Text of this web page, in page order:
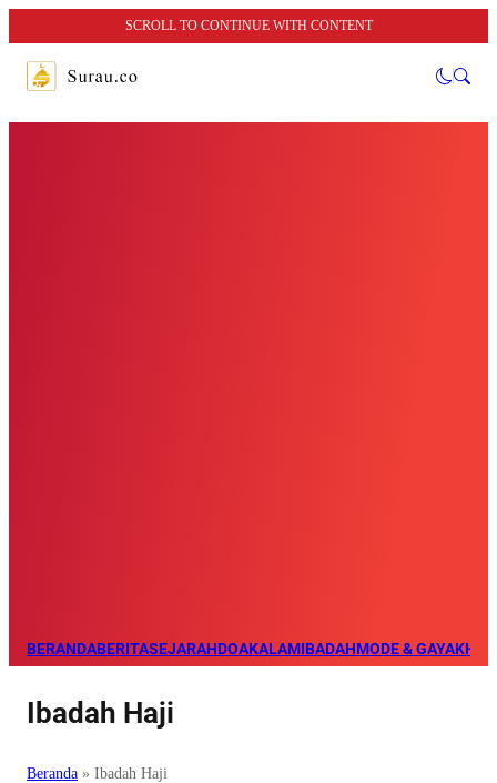
SCROLL TO CONTINUE WITH CONTENT
BERANDABERITASEJARAHDOAKALAMIBADAHMODE & GAYA
Ibadah Haji
Beranda » Ibadah Haji